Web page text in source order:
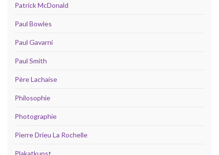
Patrick McDonald
Paul Bowles
Paul Gavarni
Paul Smith
Père Lachaise
Philosophie
Photographie
Pierre Drieu La Rochelle
Plakatkunst